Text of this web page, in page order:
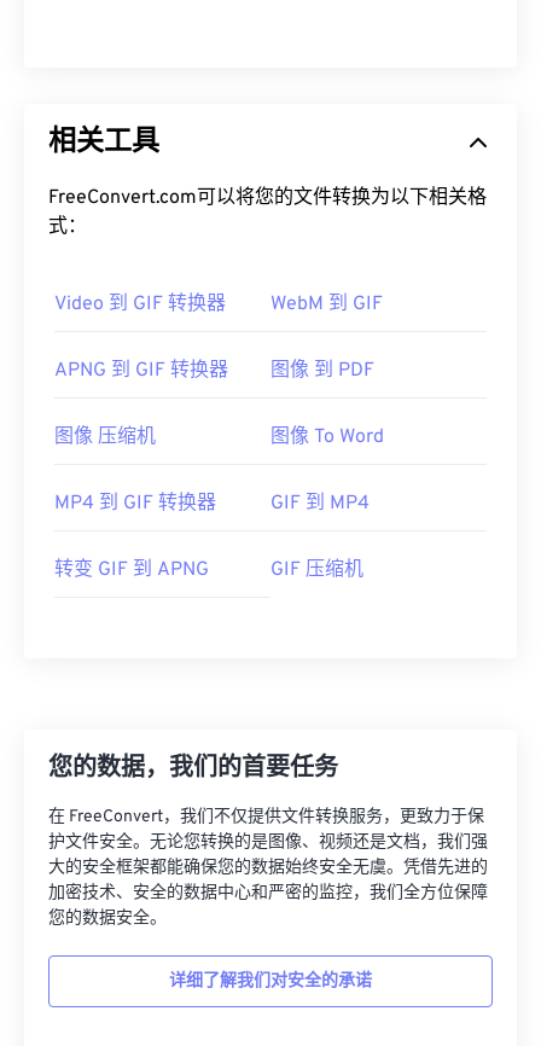
相关工具
FreeConvert.com可以将您的文件转换为以下相关格
式：
Video 到 GIF 转换器 WebM 到 GIF
APNG 到 GIF 转换器 图像 到 PDF
图像 压缩机 图像 To Word
MP4 到 GIF 转换器 GIF 到 MP4
转变 GIF 到 APNG GIF 压缩机
您的数据，我们的首要任务
在 FreeConvert，我们不仅提供文件转换服务，更致力于保
护文件安全。无论您转换的是图像、视频还是文档，我们强
大的安全框架都能确保您的数据始终安全无虞。凭借先进的
加密技术、安全的数据中心和严密的监控，我们全方位保障
您的数据安全。
详细了解我们对安全的承诺